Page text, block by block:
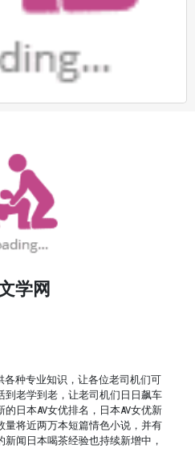
学网
各种专业知识，让各位老司机们可
到老学到老，让老司机们日日飙车
日本AV女优排名，日本AV女优新
量将近两万本短篇情色小说，并有
闻日本喝茶经验也持续新增中，